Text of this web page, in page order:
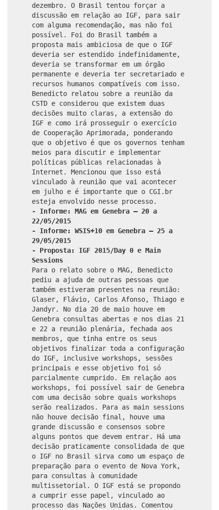
dezembro. O Brasil tentou forçar a
discussão em relação ao IGF, para sair
com alguma recomendação, mas não foi
possível. Foi do Brasil também a
proposta mais ambiciosa de que o IGF
deveria ser estendido indefinidamente,
deveria se transformar em um órgão
permanente e deveria ter secretariado e
recursos humanos compatíveis com isso.
Benedicto relatou sobre a reunião da
CSTD e considerou que existem duas
decisões muito claras, a extensão do
IGF e como irá prosseguir o exercício
de Cooperação Aprimorada, ponderando
que o objetivo é que os governos tenham
meios para discutir e implementar
políticas públicas relacionadas à
Internet. Mencionou que isso está
vinculado à reunião que vai acontecer
em julho e é importante que o CGI.br
esteja envolvido nesse processo.
- Informe: MAG em Genebra – 20 a
22/05/2015
- Informe: WSIS+10 em Genebra – 25 a
29/05/2015
- Proposta: IGF 2015/Day 0 e Main
Sessions
Para o relato sobre o MAG, Benedicto
pediu a ajuda de outras pessoas que
também estiveram presentes na reunião:
Glaser, Flávio, Carlos Afonso, Thiago e
Jandyr. No dia 20 de maio houve em
Genebra consultas abertas e nos dias 21
e 22 a reunião plenária, fechada aos
membros, que tinha entre os seus
objetivos finalizar toda a configuração
do IGF, inclusive workshops, sessões
principais e esse objetivo foi só
parcialmente cumprido. Em relação aos
workshops, foi possível sair de Genebra
com uma decisão sobre quais workshops
serão realizados. Para as main sessions
não houve decisão final, houve uma
grande discussão e consensos sobre
alguns pontos que devem entrar. Há uma
decisão praticamente consolidada de que
o IGF no Brasil sirva como um espaço de
preparação para o evento de Nova York,
para consultas à comunidade
multissetorial. O IGF está se propondo
a cumprir esse papel, vinculado ao
processo das Nações Unidas. Comentou